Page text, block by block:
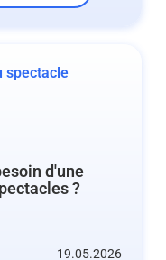
d'une
?
19.05.2026